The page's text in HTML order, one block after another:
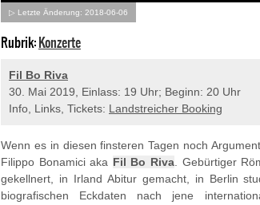
▷ Letzte Änderung: 2018-06-06
Rubrik:Konzerte
Fil Bo Riva
30. Mai 2019, Einlass: 19 Uhr; Beginn: 20 Uhr
Info, Links, Tickets: Landstreicher Booking
Wenn es in diesen finsteren Tagen noch
Filippo Bonamici aka Fil Bo Riva. Gebürtiger
gekellnert, in Irland Abitur gemacht, in Berlin
biografischen Eckdaten nach jene